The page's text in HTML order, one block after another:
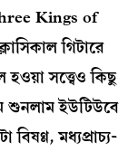
Kings of
গিটারে
হওয়া সত্ত্বেও কিছু
শুনলাম ইউটিউবে
মধ্যপ্রাচ্য-